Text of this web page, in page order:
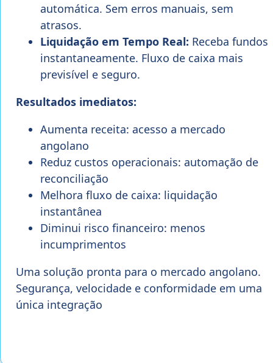
automática. Sem erros manuais, sem
atrasos.
Liquidação em Tempo Real: Receba fundos
instantaneamente. Fluxo de caixa mais
previsível e seguro.
Resultados imediatos:
Aumenta receita: acesso a mercado
angolano
Reduz custos operacionais: automação de
reconciliação
Melhora fluxo de caixa: liquidação
instantânea
Diminui risco financeiro: menos
incumprimentos
Uma solução pronta para o mercado angolano.
Segurança, velocidade e conformidade em uma
única integração